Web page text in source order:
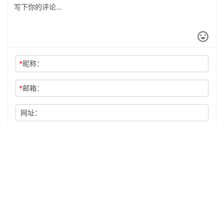
*昵称：
*邮箱：
网址：